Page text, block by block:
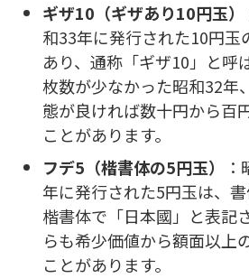
ギザ10（ギザあり10円玉）
和33年に発行された10円玉
あり、通称「ギザ10」と呼
枚数が少なかった昭和32年
態が良ければ数十円から百
ことがあります。
フデ5（楷書体の5円玉）
年に発行された5円玉は、
楷書体で「日本國」と表記
らも希少価値から額面以上
ことがあります。